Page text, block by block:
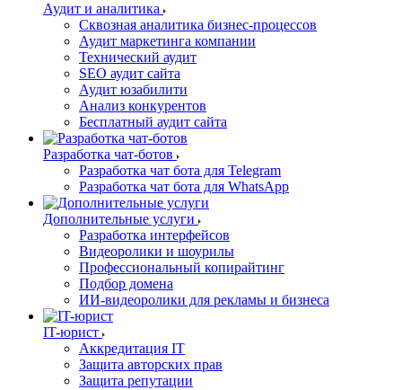
Аудит и аналитика
Сквозная аналитика бизнес-процессов
Аудит маркетинга компании
Технический аудит
SEO аудит сайта
Аудит юзабилити
Анализ конкурентов
Бесплатный аудит сайта
Разработка чат-ботов
Разработка чат бота для Telegram
Разработка чат бота для WhatsApp
Дополнительные услуги
Разработка интерфейсов
Видеоролики и шоурилы
Профессиональный копирайтинг
Подбор домена
ИИ-видеоролики для рекламы и бизнеса
IT-юрист
Аккредитация IT
Защита авторских прав
Защита репутации